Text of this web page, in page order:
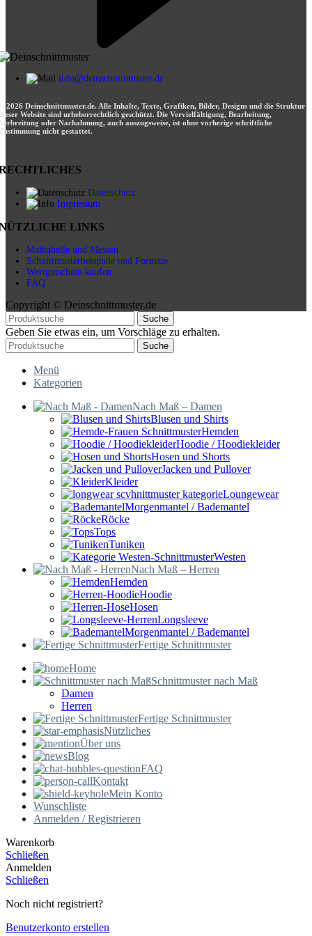
info@deinschnittmuster.de
2026 Deinschnittmuster.de. Alle Inhalte, Texte, Grafiken, Bilder, Designs und die Struktur
Website sind urheberrechtlich geschützt. Die Vervielfältigung, Bearbeitung,
oder Nachahmung, auch auszugsweise, ist ohne vorherige schriftliche
nicht gestattet.
Datenschutz
Impressum
LINKS
Maßtabelle und Messen
Schnittmusterbeispiele und Formate
Wertgutschein kaufen
FAQ
Copyright © Deinschnittmuster.de
Suche
Geben Sie etwas ein, um Vorschläge zu erhalten.
Suche
Menü
Kategorien
Nach Maß – Damen
Blusen und Shirts
Hemden
Hoodie / Hoodiekleider
Hosen und Shorts
Jacken und Pullover
Kleider
Loungewear
Morgenmantel / Bademantel
Röcke
Tops
Tuniken
Westen
Nach Maß – Herren
Hemden
Hoodie
Hosen
Longsleeve
Morgenmantel / Bademantel
Fertige Schnittmuster
Home
Schnittmuster nach Maß
Damen
Herren
Fertige Schnittmuster
Nützliches
Über uns
Blog
FAQ
Kontakt
Mein Konto
Wunschliste
Anmelden / Registrieren
Warenkorb
Schließen
Anmelden
Schließen
Noch nicht registriert?
Benutzerkonto erstellen